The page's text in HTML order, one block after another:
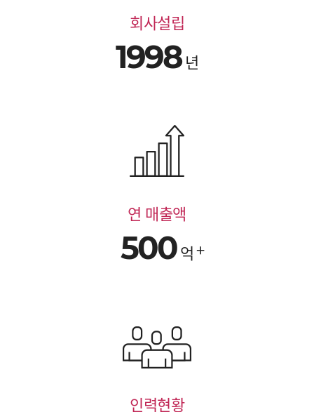
회사설립
1998년
연 매출액
500억
인력현황